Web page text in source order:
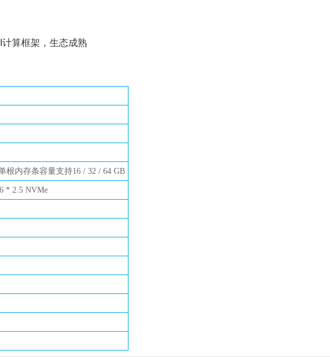
算框架，生态成熟
根内存条容量支持16 / 32 / 64 GB
* 2.5 NVMe